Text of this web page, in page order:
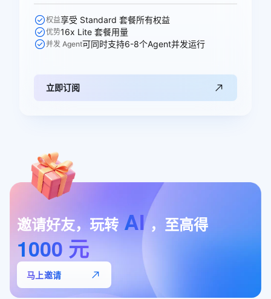
权益享受 Standard 套餐所有权益
优势16x Lite 套餐用量
并发 Agent可同时支持6-8个Agent并发运行
立即订阅
邀请好友，玩转 AI ，至高得
1000 元
马上邀请